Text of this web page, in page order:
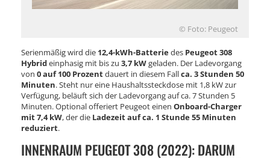
© Foto: Peugeot
Serienmäßig wird die 12,4-kWh-Batteriedes Peugeot 308
Hybrideinphasig mit bis zu 3,7 kWgeladen. Der Ladevorgang
von 0 auf 100 Prozentdauert in diesem Fallca. 3 Stunden 50
Minuten. Steht nur eine Haushaltssteckdose mit 1,8 kW zur
Verfügung, beläuft sich der Ladevorgang auf ca. 7 Stunden 5
Minuten. Optional offeriert Peugeot einen Onboard-Charger
mit 7,4 kW, der die Ladezeit auf ca. 1 Stunde 55 Minuten
reduziert.
INNENRAUM PEUGEOT 308 (2022): DARUM